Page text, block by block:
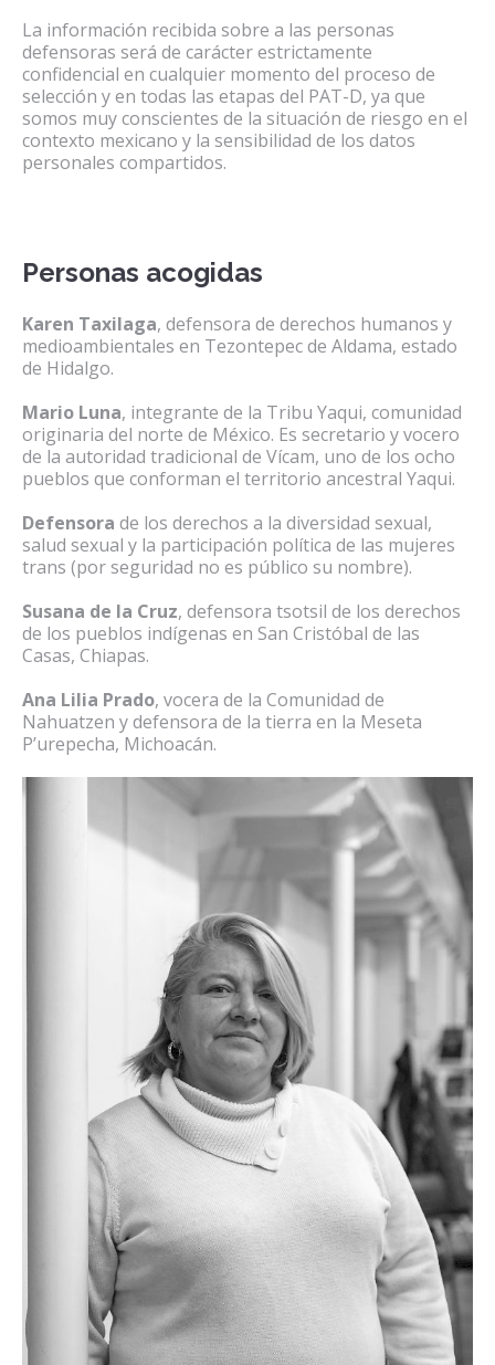
La información recibida sobre a las personas
defensoras será de carácter estrictamente
confidencial en cualquier momento del proceso de
selección y en todas las etapas del PAT-D, ya que
somos muy conscientes de la situación de riesgo en el
contexto mexicano y la sensibilidad de los datos
personales compartidos.
Personas acogidas
Karen Taxilaga, defensora de derechos humanos y
medioambientales en Tezontepec de Aldama, estado
de Hidalgo.
Mario Luna, integrante de la Tribu Yaqui, comunidad
originaria del norte de México. Es secretario y vocero
de la autoridad tradicional de Vícam, uno de los ocho
pueblos que conforman el territorio ancestral Yaqui.
Defensora de los derechos a la diversidad sexual,
salud sexual y la participación política de las mujeres
trans (por seguridad no es público su nombre).
Susana de la Cruz, defensora tsotsil de los derechos
de los pueblos indígenas en San Cristóbal de las
Casas, Chiapas.
Ana Lilia Prado, vocera de la Comunidad de
Nahuatzen y defensora de la tierra en la Meseta
P’urepecha, Michoacán.